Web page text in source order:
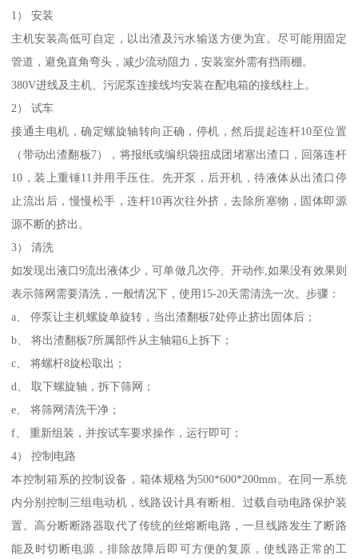
1） 安装
主机安装高低可自定，以出渣及污水输送方便为宜。尽可能用固定
管道，避免直角弯头，减少流动阻力，安装室外需有挡雨棚。
380V进线及主机、污泥泵连接线均安装在配电箱的接线柱上。
2） 试车
接通主电机，确定螺旋轴转向正确，停机，然后提起连杆10至位置
（带动出渣翻板7），将报纸或编织袋扭成团堵塞出渣口，回落连杆
10，装上重锤11并用手压住。先开泵，后开机，待液体从出渣口停
止流出后，慢慢松手，连杆10再次往外挤，去除所塞物，固体即源
源不断的挤出。
3） 清洗
如发现出液口9流出液体少，可单做几次停、开动作,如果没有效果则
表示筛网需要清洗，一般情况下，使用15-20天需清洗一次。步骤：
a、 停泵让主机螺旋单旋转，当出渣翻板7处停止挤出固体后；
b、 将出渣翻板7所属部件从主轴箱6上拆下；
c、 将螺杆8旋松取出；
d、 取下螺旋轴，拆下筛网；
e、 将筛网清洗干净；
f、 重新组装，并按试车要求操作，运行即可；
4） 控制电路
本控制箱系的控制设备，箱体规格为500*600*200mm。在同一系统
内分别控制三组电动机，线路设计具有断相、过载自动电路保护装
置。高分断断路器取代了传统的丝熔断电路，一旦线路发生了断路
能及时切断电源，排除故障后即可方便的复原，使线路正常的工